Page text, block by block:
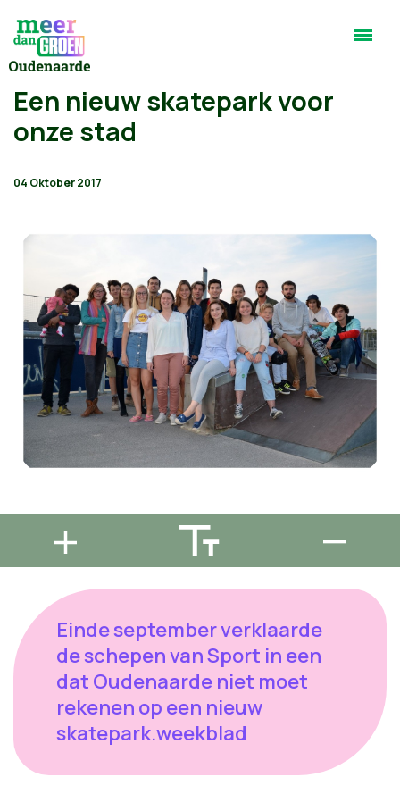
Een nieuw skatepark voor
onze stad
04 Oktober 2017
Einde september verklaarde
de schepen van Sport in een
dat Oudenaarde niet moet
rekenen op een nieuw
skatepark.weekblad